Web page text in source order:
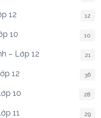
12 12
10 10
– Lớp 12 21
12 36
10 28
11 29